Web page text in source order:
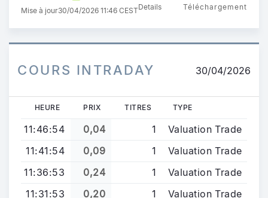
Mise à jour30/04/2026 11:46 CESTDetails Téléchargement
COURS INTRADAY 30/04/2026
HEURE PRIX TITRES TYPE
11:46:54 0,04 1
Valuation Trade
11:41:54
0,09 1
Valuation Trade
11:36:53
0,24 1
Valuation Trade
11:31:53
0,20 1
Valuation Trade